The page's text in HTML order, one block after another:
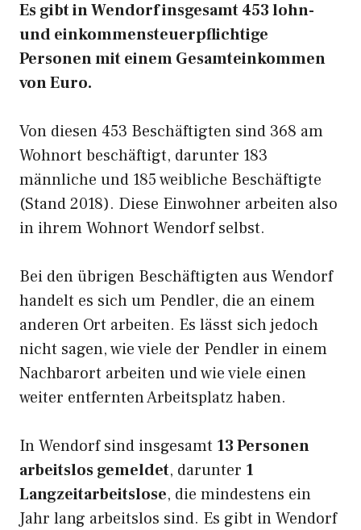
Es gibt in Wendorf insgesamt 453 lohn-
und einkommensteuerpflichtige
Personen mit einem Gesamteinkommen
von Euro.
Von diesen 453 Beschäftigten sind 368 am
Wohnort beschäftigt, darunter 183
männliche und 185 weibliche Beschäftigte
(Stand 2018). Diese Einwohner arbeiten also
in ihrem Wohnort Wendorf selbst.
Bei den übrigen Beschäftigten aus Wendorf
handelt es sich um Pendler, die an einem
anderen Ort arbeiten. Es lässt sich jedoch
nicht sagen, wie viele der Pendler in einem
Nachbarort arbeiten und wie viele einen
weiter entfernten Arbeitsplatz haben.
In Wendorf sind insgesamt 13 Personen
arbeitslos gemeldet, darunter 1
Langzeitarbeitslose, die mindestens ein
Jahr lang arbeitslos sind. Es gibt in Wendorf